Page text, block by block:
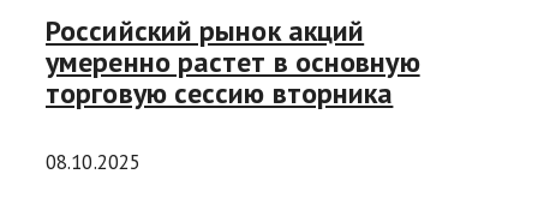
Российский рынок акций
умеренно растет в основную
торговую сессию вторника
08.10.2025